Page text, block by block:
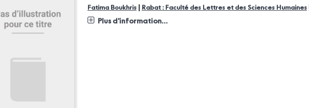
Fatima Boukhris Rabat : Faculté des Lettres et des Sciences Humaines|
Plus d'information...